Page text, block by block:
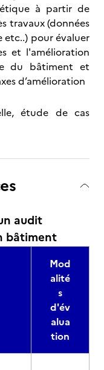
à partir de
travaux (données
etc..) pour évaluer
et l'amélioration
du bâtiment et
d’amélioration
étude de cas
audit
bâtiment
Mod
alité
s
d'év
alua
tion